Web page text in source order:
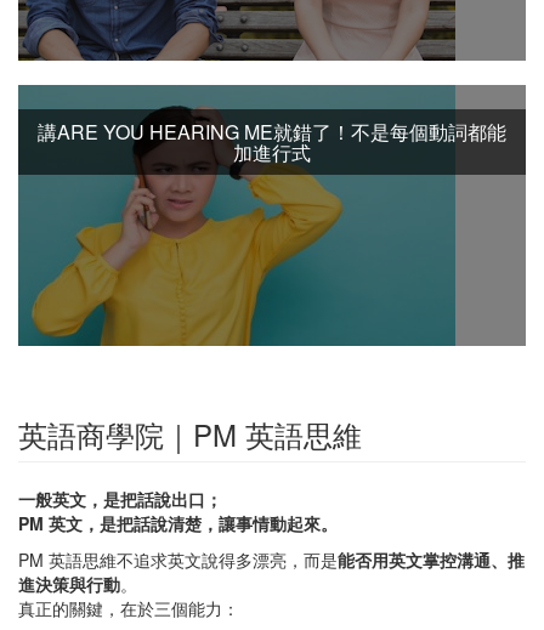
講ARE YOU HEARING ME就錯了！不是每個動詞都能
加進行式
英語商學院｜PM 英語思維
一般英文，是把話說出口；
PM 英文，是把話說清楚，讓事情動起來。
PM 英語思維不追求英文說得多漂亮，而是能否用英文掌控溝通、推
進決策與行動。
真正的關鍵，在於三個能力：